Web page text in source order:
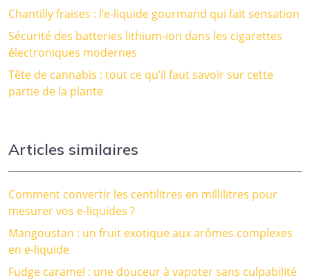
Chantilly fraises : l’e-liquide gourmand qui fait sensation
Sécurité des batteries lithium-ion dans les cigarettes
électroniques modernes
Tête de cannabis : tout ce qu’il faut savoir sur cette
partie de la plante
Articles similaires
Comment convertir les centilitres en millilitres pour
mesurer vos e-liquides ?
Mangoustan : un fruit exotique aux arômes complexes
en e-liquide
Fudge caramel : une douceur à vapoter sans culpabilité